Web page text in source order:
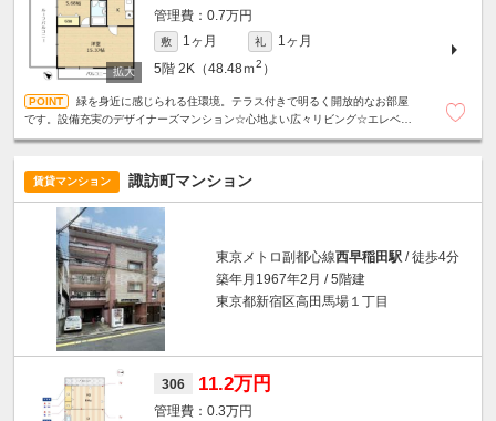
0.7万円
敷 1ヶ月 礼
1ヶ月
5階 2K（48.48ｍ2 ）
緑を身近に感じられる住環境。テラス付きで明るく開放的なお部屋
です。設備充実のデザイナーズマンション☆心地よい広々リビング☆エレベー
賃貸マンション 諏訪町マンション
東京メトロ副都心線西早稲田駅 / 徒歩4分
築年月1967年2月 / 5階建
東京都新宿区高田馬場１丁目
306 11.2万円
0.3万円